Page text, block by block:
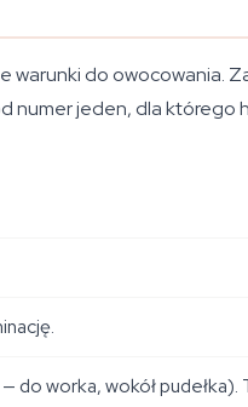
warunki do owocowania.
numer jeden, dla którego
worka, wokół pudełka).